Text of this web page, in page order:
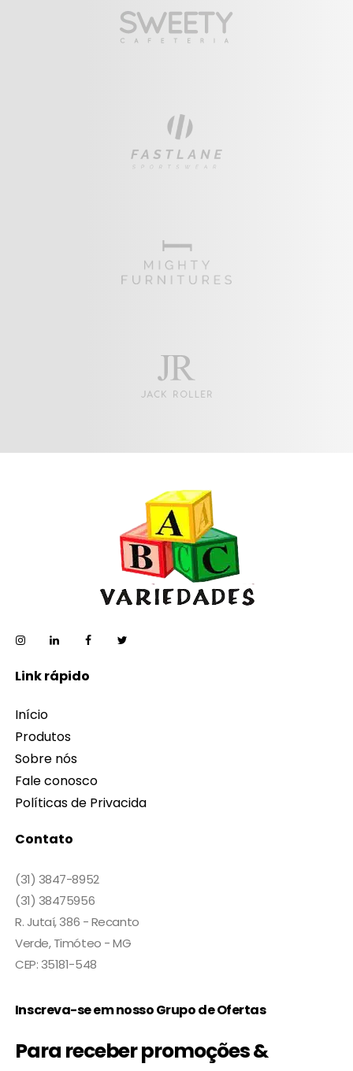
Link rápido
Início
Produtos
Sobre nós
Fale conosco
Políticas de Privacida
Contato
(31) 3847-8952
(31) 38475956
R. Jutaí, 386 - Recanto
Verde, Timóteo - MG
CEP: 35181-548
Inscreva-se em nosso Grupo de Ofertas
Para receber promoções &